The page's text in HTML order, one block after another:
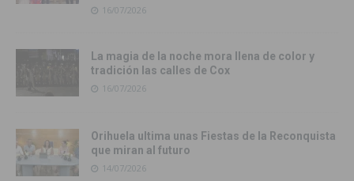
16/07/2026
La magia de la noche mora llena de color y
tradición las calles de Cox
16/07/2026
Orihuela ultima unas Fiestas de la Reconquista
que miran al futuro
14/07/2026